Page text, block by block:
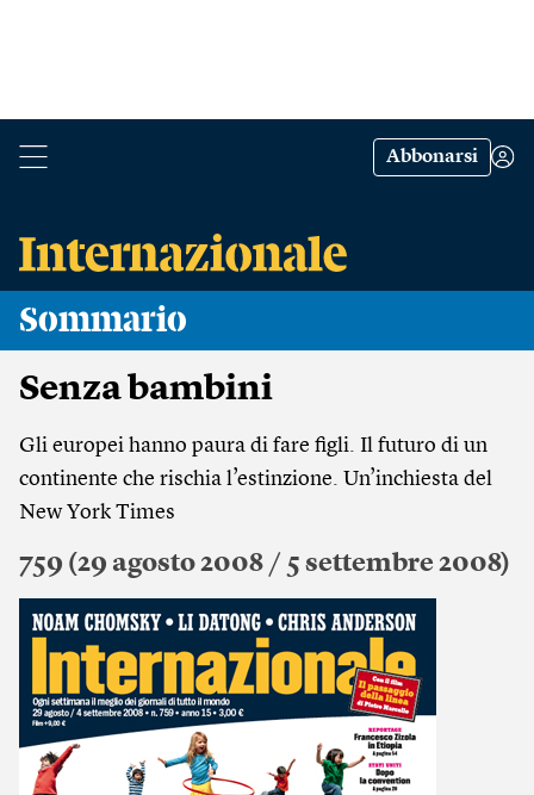
Abbonarsi
Sommario
Senza bambini
Gli europei hanno paura di fare figli. Il futuro di un
continente che rischia l’estinzione. Un’inchiesta del
New York Times
759 (29 agosto 2008 / 5 settembre 2008)